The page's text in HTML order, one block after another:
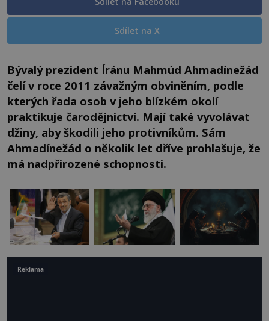
Sdílet na X
Bývalý prezident Íránu Mahmúd Ahmadínežád
čelí v roce 2011 závažným obviněním, podle
kterých řada osob v jeho blízkém okolí
praktikuje čarodějnictví. Mají také vyvolávat
džiny, aby škodili jeho protivníkům. Sám
Ahmadínežád o několik let dříve prohlašuje, že
má nadpřirozené schopnosti.
Reklama